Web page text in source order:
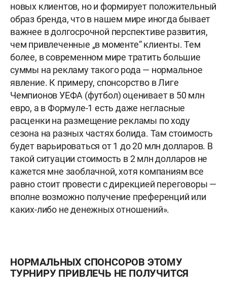
новых клиентов, но и формирует положительный
образ бренда, что в нашем мире иногда бывает
важнее в долгосрочной перспективе развития,
чем привлеченные „в моменте“ клиенты. Тем
более, в современном мире тратить большие
суммы на рекламу такого рода — нормальное
явление. К примеру, спонсорство в Лиге
Чемпионов УЕФА (футбол) оценивает в 50 млн
евро, а в Формуле-1 есть даже негласные
расценки на размещение рекламы по ходу
сезона на разных частях болида. Там стоимость
будет варьироваться от 1 до 20 млн долларов. В
такой ситуации стоимость в 2 млн долларов не
кажется мне заоблачной, хотя компаниям все
равно стоит провести с дирекцией переговоры —
вполне возможно получение преференций или
каких-либо не денежных отношений».
НОРМАЛЬНЫХ СПОНСОРОВ ЭТОМУ
ТУРНИРУ ПРИВЛЕЧЬ НЕ ПОЛУЧИТСЯ